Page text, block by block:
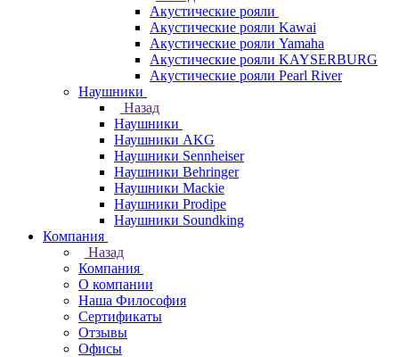
Акустические рояли
Акустические рояли Kawai
Акустические рояли Yamaha
Акустические рояли KAYSERBURG
Акустические рояли Pearl River
Наушники
Назад
Наушники
Наушники AKG
Наушники Sennheiser
Наушники Behringer
Наушники Mackie
Наушники Prodipe
Наушники Soundking
Компания
Назад
Компания
О компании
Наша Философия
Сертификаты
Отзывы
Офисы